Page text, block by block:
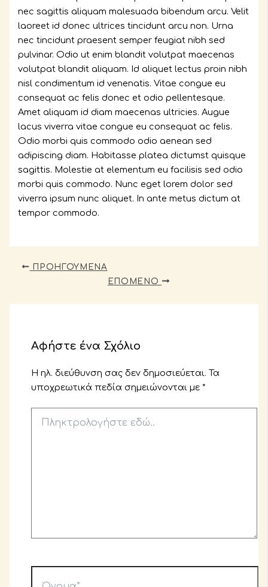
nec sagittis aliquam malesuada bibendum arcu. Velit
laoreet id donec ultrices tincidunt arcu non. Urna
nec tincidunt praesent semper feugiat nibh sed
pulvinar. Odio ut enim blandit volutpat maecenas
volutpat blandit aliquam. Id aliquet lectus proin nibh
nisl condimentum id venenatis. Vitae congue eu
consequat ac felis donec et odio pellentesque.
Amet aliquam id diam maecenas ultricies. Augue
lacus viverra vitae congue eu consequat ac felis.
Odio morbi quis commodo odio aenean sed
adipiscing diam. Habitasse platea dictumst quisque
sagittis. Molestie at elementum eu facilisis sed odio
morbi quis commodo. Nunc eget lorem dolor sed
viverra ipsum nunc aliquet. In ante metus dictum at
tempor commodo.
ΠΡΟΗΓΟΎΜΕΝΑ
ΕΠΌΜΕΝΟ
Αφήστε ένα Σχόλιο
Η ηλ. διεύθυνση σας δεν δημοσιεύεται. Τα
υποχρεωτικά πεδία σημειώνονται με*
εδώ..